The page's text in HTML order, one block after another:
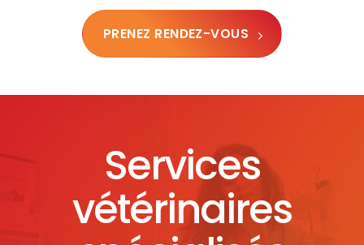
vétérinaires
spécialisés